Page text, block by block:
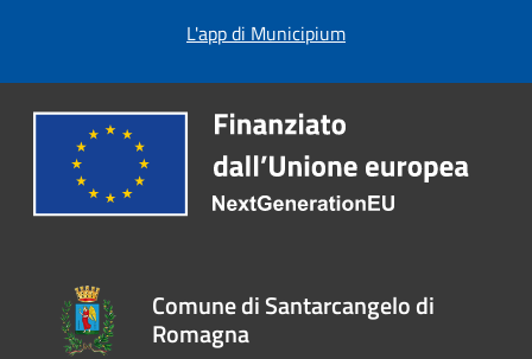
L'app di Municipium
Comune di Santarcangelo di
Romagna